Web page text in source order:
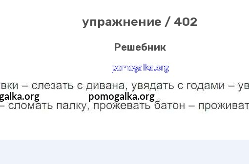
упражнение / 402
Решебник